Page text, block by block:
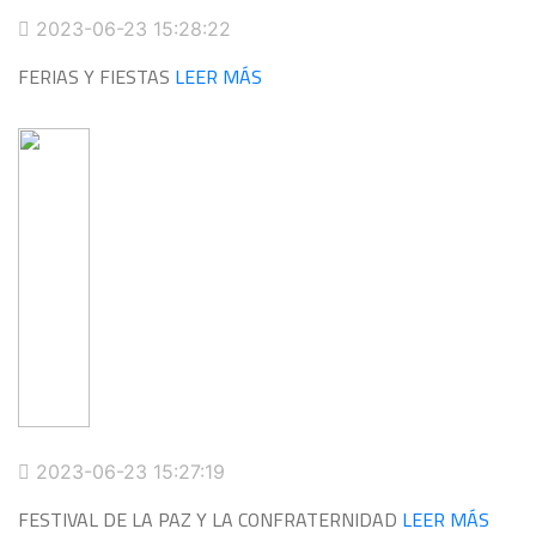
2023-06-23 15:28:22
FERIAS Y FIESTAS LEER MÁS
2023-06-23 15:27:19
FESTIVAL DE LA PAZ Y LA CONFRATERNIDAD LEER MÁS